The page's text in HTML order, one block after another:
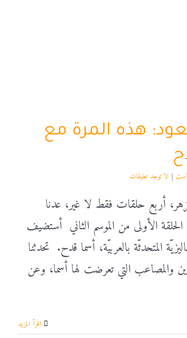
هذه المرة مع
| لا توجد تعليقات
أربع حلقات فقط لا غير، عدنا
الحلقة الأولى من الموسم الثاني أستضيف
المتحدثّة بالعربيّة، أسما قدح. تحدثنا
والمصاعب التي تعرضت لها أسما، وعن